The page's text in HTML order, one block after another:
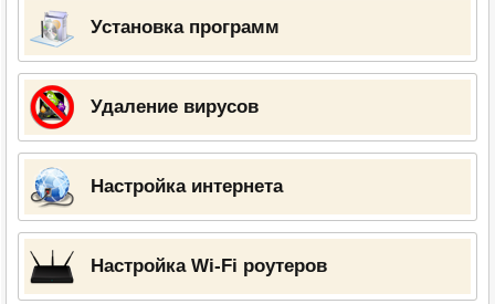
Установка программ
Удаление вирусов
Настройка интернета
Настройка Wi-Fi роутеров